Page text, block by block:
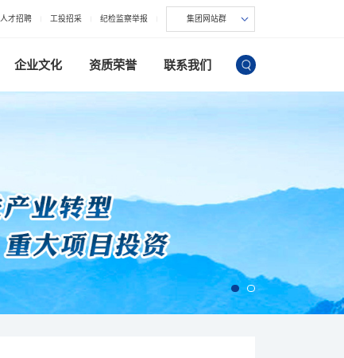
人才招聘
工投招采 纪检监察举报 集团网站群
企业文化 资质荣誉 联系我们